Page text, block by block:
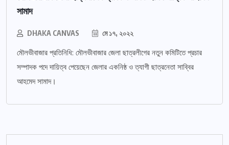
সামাদ
DHAKA CANVAS মে ১৭, ২০২২
মৌলভীবাজার প্রতিনিধি: মৌলভীবাজার জেলা ছাত্রলীগের নতুন কমিটিতে প্রচার
সম্পাদক পদে দায়িত্ব পেয়েছেন জেলার একনিষ্ঠ ও ত্যাগী ছাত্রনেতা সাব্বির
আহমেদ সামাদ।